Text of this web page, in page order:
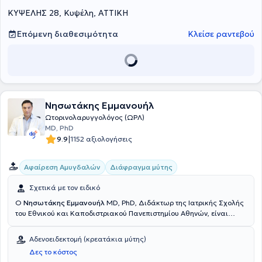
ΚΥΨΕΛΗΣ 28, Κυψέλη, ΑΤΤΙΚΗ
Επόμενη διαθεσιμότητα
Κλείσε ραντεβού
Νησωτάκης Εμμανουήλ
Ωτορινολαρυγγολόγος (ΩΡΛ)
MD, PhD
9.9|1152 αξιολογήσεις
Αφαίρεση Αμυγδαλών Διάφραγμα μύτης
Σχετικά με τον ειδικό
Ο Νησωτάκης Εμμανουήλ MD, PhD, Διδάκτωρ της Ιατρικής Σχολής
του Εθνικού και Καποδιστριακού Πανεπιστημίου Αθηνών, είναι
Αμπελόκηπους. Ειδικεύθηκε στην Ωτορινολαρυγγολογία στο Γενικό
Νοσοκομείο Αθηνών "Ιπποκράτειο" και στην Παιδο-ΩΡΛ στο Γενικό
Νοσοκομείο Παίδων Πεντέλης. Έχει ειδικευτεί επίσης στην Πλαστική
Αδενοειδεκτομή (κρεατάκια μύτης)
Δες το κόστος